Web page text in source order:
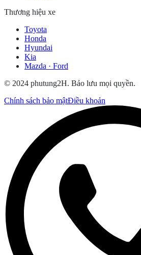
Thương hiệu xe
Toyota
Honda
Hyundai
Kia
Mazda · Ford
© 2024 phutung2H. Bảo lưu mọi quyền.
Chính sách bảo mậtĐiều khoản